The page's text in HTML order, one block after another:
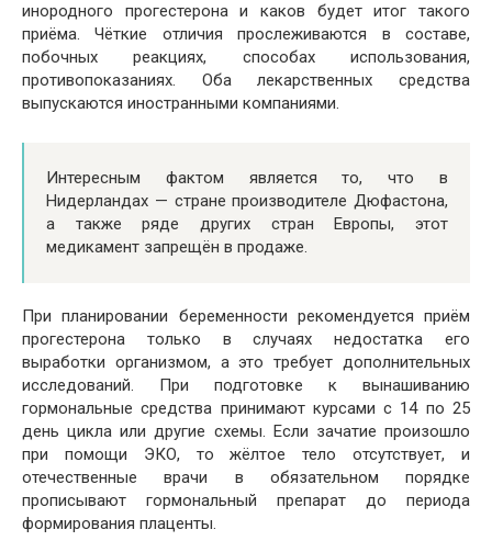
инородного прогестерона и каков будет итог такого
приёма. Чёткие отличия прослеживаются в составе,
побочных реакциях, способах использования,
противопоказаниях. Оба лекарственных средства
выпускаются иностранными компаниями.
Интересным фактом является то, что в
Нидерландах — стране производителе Дюфастона,
а также ряде других стран Европы, этот
медикамент запрещён в продаже.
При планировании беременности рекомендуется приём
прогестерона только в случаях недостатка его
выработки организмом, а это требует дополнительных
исследований. При подготовке к вынашиванию
гормональные средства принимают курсами с 14 по 25
день цикла или другие схемы. Если зачатие произошло
при помощи ЭКО, то жёлтое тело отсутствует, и
отечественные врачи в обязательном порядке
прописывают гормональный препарат до периода
формирования плаценты.